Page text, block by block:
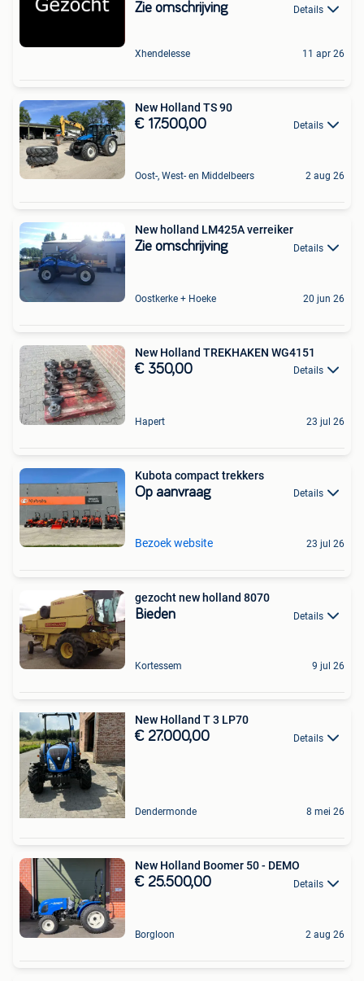
Zie omschrijving Details
Xhendelesse 11 apr 26
New Holland TS 90
€ 17.500,00 Details
Oost-, West- en Middelbeers 2 aug 26
New holland LM425A verreiker
Zie omschrijving Details
Oostkerke + Hoeke 20 jun 26
New Holland TREKHAKEN WG4151
€ 350,00 Details
Hapert 23 jul 26
Kubota compact trekkers
Op aanvraag Details
Bezoek website 23 jul 26
gezocht new holland 8070
Bieden Details
Kortessem 9 jul 26
New Holland T 3 LP70
€ 27.000,00 Details
Dendermonde 8 mei 26
New Holland Boomer 50 - DEMO
€ 25.500,00 Details
Borgloon 2 aug 26